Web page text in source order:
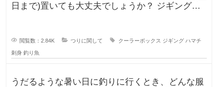
日まで)置いても大丈夫でしょうか？ ジギングに
閲覧数：2.84K つりに関して クーラーボックス ジギング ハマチ
刺身 釣り魚
うだるような暑い日に釣りに行くとき、どんな服